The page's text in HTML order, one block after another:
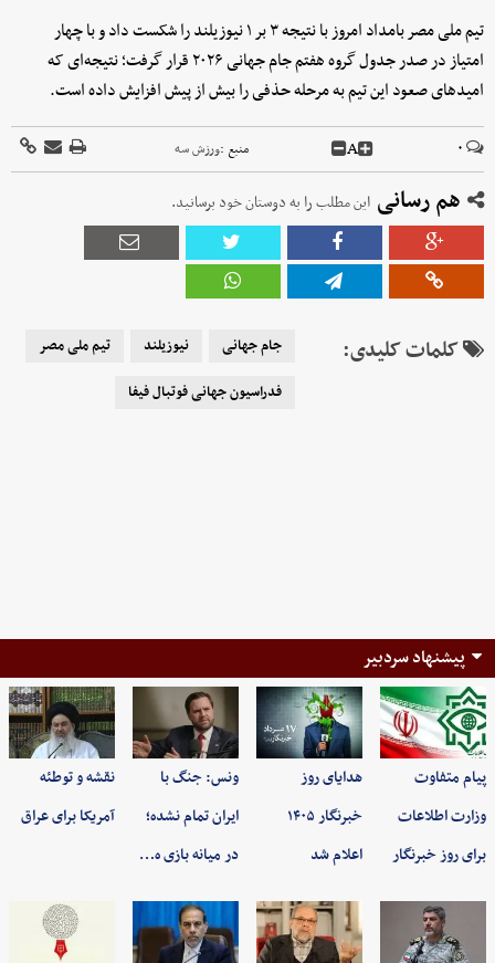
تیم ملی مصر بامداد امروز با نتیجه ۳ بر ۱ نیوزیلند را شکست داد و با چهار
امتیاز در صدر جدول گروه هفتم جام جهانی ۲۰۲۶ قرار گرفت؛ نتیجه‌ای که
امیدهای صعود این تیم به مرحله حذفی را بیش از پیش افزایش داده است.
۰ A منبع :ورزش سه
هم رسانی این مطلب را به دوستان خود برسانید.
کلمات کلیدی: جام جهانی نیوزیلند
تیم ملی مصر
فدراسیون جهانی فوتبال فیفا
پیشنهاد سردبیر
پیام متفاوت
وزارت اطلاعات
برای روز خبرنگار
هدایای روز
خبرنگار ۱۴۰۵
اعلام شد
ونس: جنگ با
ایران تمام نشده؛
در میانه بازی ه…
نقشه و توطئه
آمریکا برای عراق